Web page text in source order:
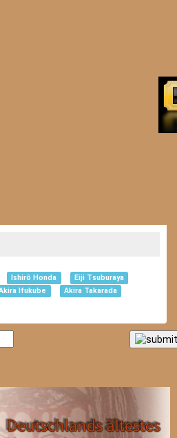
Ishirô Honda
Eiji Tsuburaya
Ifukube
Akira Takarada